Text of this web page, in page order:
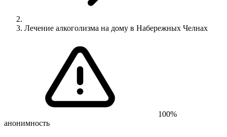
Лечение алкоголизма на дому в Набережных Челнах
100%
анонимность